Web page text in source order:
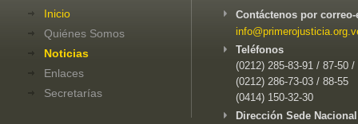
Inicio
Quiénes Somos
Noticias
Enlaces
Secretarías
Contáctenos por
Teléfonos
(0212) 285-83-91 / 87-50 /
(0212) 286-73-03 / 88-55
(0414) 150-32-30
Dirección Sede